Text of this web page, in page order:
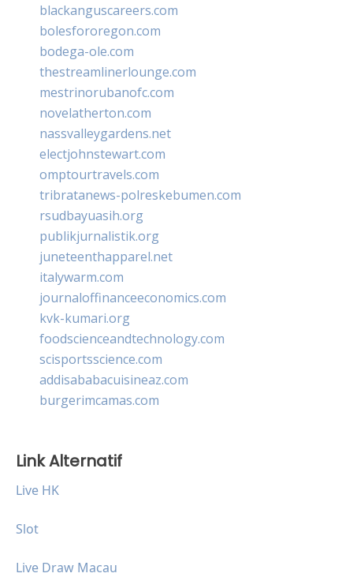
blackanguscareers.com
bolesfororegon.com
bodega-ole.com
thestreamlinerlounge.com
mestrinorubanofc.com
novelatherton.com
nassvalleygardens.net
electjohnstewart.com
omptourtravels.com
tribratanews-polreskebumen.com
rsudbayuasih.org
publikjurnalistik.org
juneteenthapparel.net
italywarm.com
journaloffinanceeconomics.com
kvk-kumari.org
foodscienceandtechnology.com
scisportsscience.com
addisababacuisineaz.com
burgerimcamas.com
Link Alternatif
Live HK
Slot
Live Draw Macau